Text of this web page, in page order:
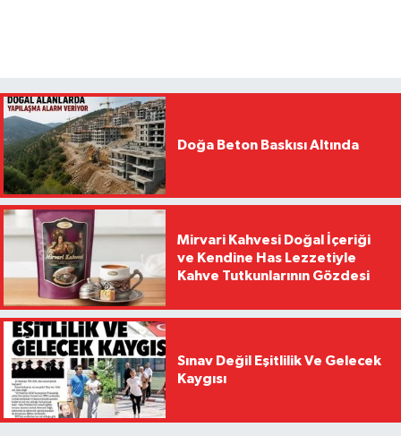
Doğa Beton Baskısı Altında
Mirvari Kahvesi Doğal İçeriği
ve Kendine Has Lezzetiyle
Kahve Tutkunlarının Gözdesi
Sınav Değil Eşitlilik Ve Gelecek
Kaygısı